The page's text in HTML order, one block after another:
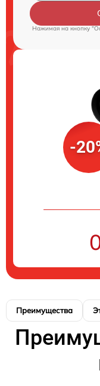
Нажимая на кнопку
-
Преимущества